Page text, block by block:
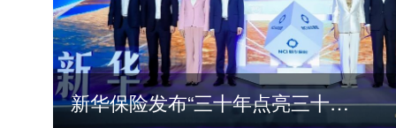
新华保险发布“三十年点亮三十城”全国人才计划